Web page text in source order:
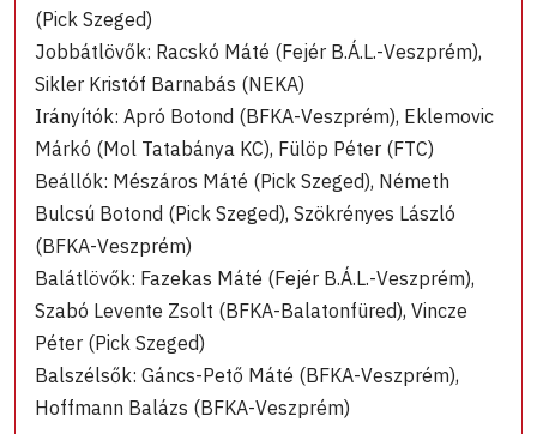
(Pick Szeged)
Jobbátlövők: Racskó Máté (Fejér B.Á.L.-Veszprém),
Sikler Kristóf Barnabás (NEKA)
Irányítók: Apró Botond (BFKA-Veszprém), Eklemovic
Márkó (Mol Tatabánya KC), Fülöp Péter (FTC)
Beállók: Mészáros Máté (Pick Szeged), Németh
Bulcsú Botond (Pick Szeged), Szökrényes László
(BFKA-Veszprém)
Balátlövők: Fazekas Máté (Fejér B.Á.L.-Veszprém),
Szabó Levente Zsolt (BFKA-Balatonfüred), Vincze
Péter (Pick Szeged)
Balszélsők: Gáncs-Pető Máté (BFKA-Veszprém),
Hoffmann Balázs (BFKA-Veszprém)